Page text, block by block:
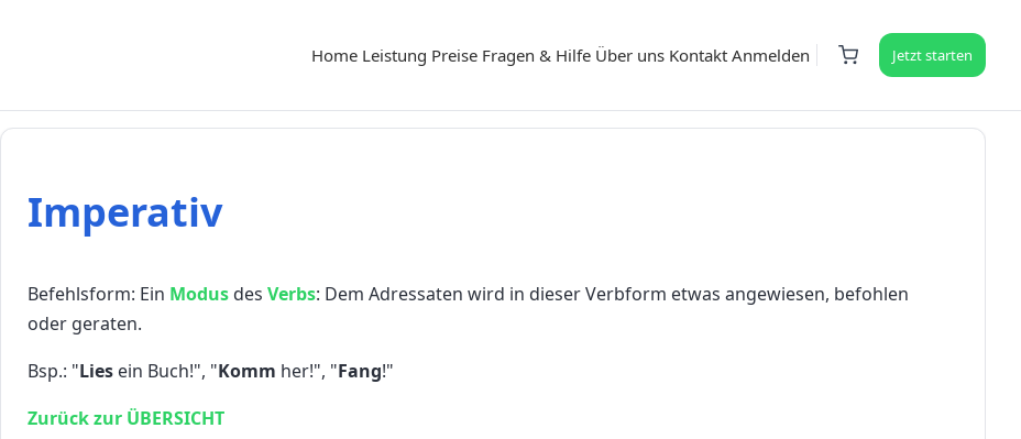
Home Leistung Preise Fragen & Hilfe Über uns Kontakt Anmelden Jetzt starten
Imperativ
Befehlsform: Ein Modusdes Verbs: Dem Adressaten wird in dieser Verbform etwas angewiesen, befohlen
oder geraten.
Bsp.: "Lies ein Buch!", "Komm her!", "Fang!"
Zurück zur ÜBERSICHT